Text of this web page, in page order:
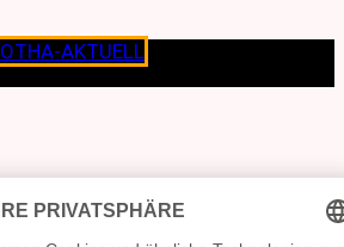
AKTUELL